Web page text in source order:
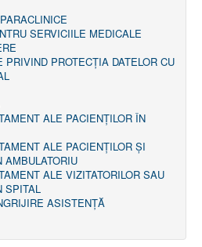
MEDIA
SERVICIILE MEDICALE
PRIVIND PROTECŢIA DATELOR CU
ALE PACIENȚILOR ÎN
ALE PACIENȚILOR ȘI
AMBULATORIU
ALE VIZITATORILOR SAU
SPITAL
ASISTENŢĂ